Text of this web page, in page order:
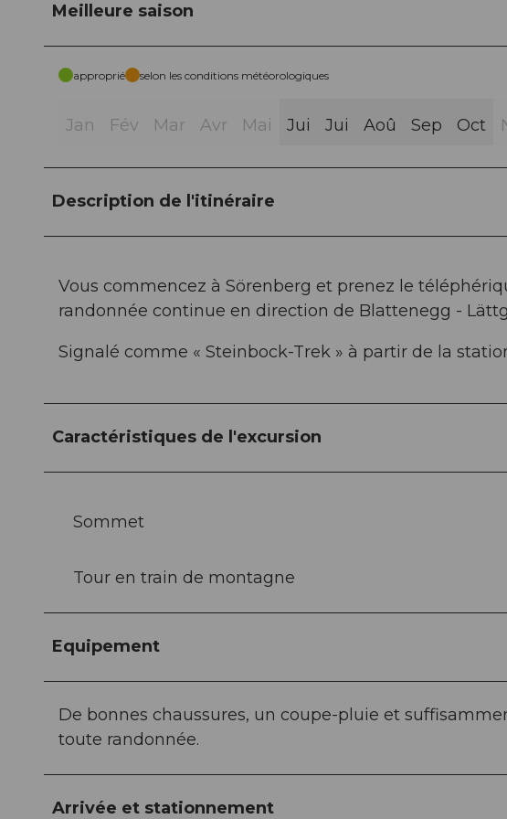
Meilleure saison
approprié selon les conditions météorologiques
Jan Fév Mar Avr Mai Jui Jui Aoû Sep Oct
Description de l'itinéraire
Vous commencez à Sörenberg et prenez le
randonnée continue en direction de Blattenegg -
Signalé comme « Steinbock-Trek » à partir de la
Caractéristiques de l'excursion
Sommet
Tour en train de montagne
Equipement
De bonnes chaussures, un coupe-pluie et
toute randonnée.
Arrivée et stationnement